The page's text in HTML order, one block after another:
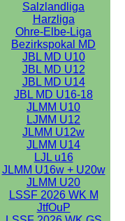
Salzlandliga
Harzliga
Ohre-Elbe-Liga
Bezirkspokal MD
JBL MD U10
JBL MD U12
JBL MD U14
JBL MD U16-18
JLMM U10
LJMM U12
JLMM U12w
JLMM U14
LJL u16
JLMM U16w + U20w
JLMM U20
LSSF 2026 WK M
JtfOuP